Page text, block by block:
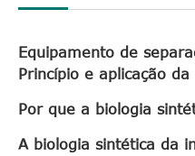
Equipamento de
Princípio e aplicação
Por que a biologia
A biologia sintética da